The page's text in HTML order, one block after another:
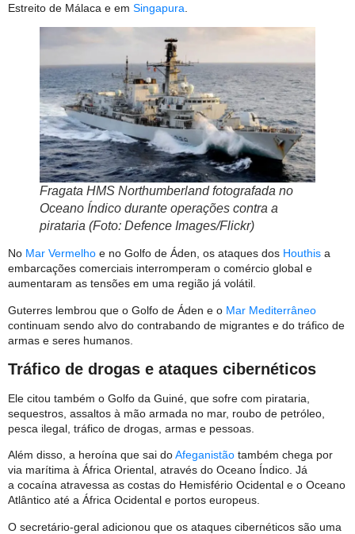
Estreito de Málaca e em Singapura
Fragata HMS Northumberland fotografada no
Oceano Índico durante operações contra a
pirataria (Foto: Defence Images/Flickr)
No Mar Vermelho e no Golfo de Áden, os ataques dos Houthis a
embarcações comerciais interromperam o comércio global e
aumentaram as tensões em uma região já volátil.
Guterres lembrou que o Golfo de Áden e o Mar Mediterrâneo
continuam sendo alvo do contrabando de migrantes e do tráfico de
armas e seres humanos.
Tráfico de drogas e ataques cibernéticos
Ele citou também o Golfo da Guiné, que sofre com pirataria,
sequestros, assaltos à mão armada no mar, roubo de petróleo,
pesca ilegal, tráfico de drogas, armas e pessoas.
Além disso, a heroína que sai doAfeganistão também chega por
via marítima à África Oriental, através do Oceano Índico. Já
a cocaína atravessa as costas do Hemisfério Ocidental e o Oceano
Atlântico até a África Ocidental e portos europeus.
O secretário-geral adicionou que os ataques cibernéticos são uma